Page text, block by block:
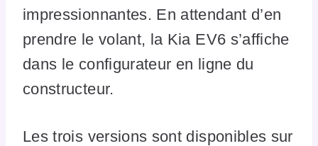
impressionnantes. En attendant d’en
prendre le volant, la Kia EV6 s’affiche
dans le configurateur en ligne du
constructeur.
Les trois versions sont disponibles sur